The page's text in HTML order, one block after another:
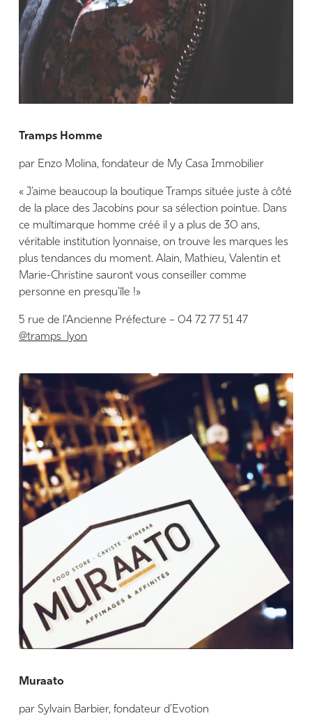
Tramps Homme
par Enzo Molina, fondateur de My Casa Immobilier
« J’aime beaucoup la boutique Tramps située juste à côté
de la place des Jacobins pour sa sélection pointue. Dans
ce multimarque homme créé il y a plus de 30 ans,
véritable institution lyonnaise, on trouve les marques les
plus tendances du moment. Alain, Mathieu, Valentin et
Marie-Christine sauront vous conseiller comme
personne en presqu’île !»
5 rue de l’Ancienne Préfecture – 04 72 77 51 47
@tramps_lyon
Muraato
par Sylvain Barbier, fondateur d’Evotion